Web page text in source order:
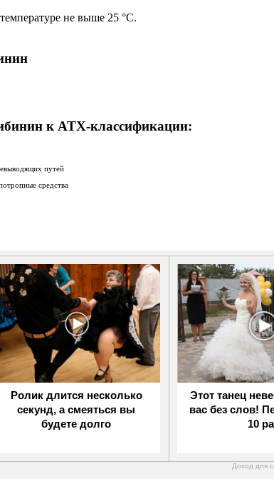
не выше 25 °C.
к ATX-классификации:
путей
средства
Ролик длится несколько
секунд, а смеяться вы
будете долго
Этот танец
вас без слов!
10
Доход для